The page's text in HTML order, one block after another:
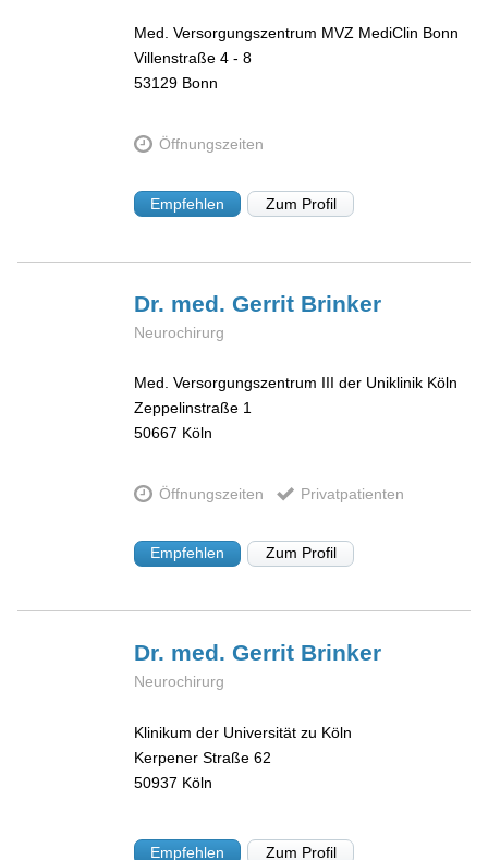
Med. Versorgungszentrum MVZ MediClin Bonn
Villenstraße 4 - 8
53129 Bonn
Öffnungszeiten
Empfehlen Zum Profil
Dr. med. Gerrit Brinker
Neurochirurg
Med. Versorgungszentrum III der Uniklinik Köln
Zeppelinstraße 1
50667 Köln
Öffnungszeiten Privatpatienten
Empfehlen Zum Profil
Dr. med. Gerrit Brinker
Neurochirurg
Klinikum der Universität zu Köln
Kerpener Straße 62
50937 Köln
Empfehlen Zum Profil